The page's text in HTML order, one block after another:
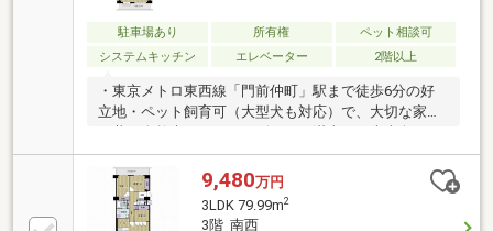
地をご覧下さいませ。物件の確認事項、ご見学希望の
お客様は下記番号までご連絡下さい。お問合せ先：
0120-127-511いつでもお待ちしております。
駐車場あり 所有権
ペット相談可
システムキッチン
エレベーター 2階以上
・東京メトロ東西線「門前仲町」駅まで徒歩6分の好
立地・ペット飼育可（大型犬も対応）で、大切な家族
バルコニーからの眺望は、敷地内公園の緑を望む落ち
着いた環境。・南東と北西の二方向バルコニーのた
め、お部屋内を自然の風が通り抜ける快適な室内環
境。・エレベーター非停止階ではございますが、その
9,480万円
3LDK 79.99m2
3階 南西